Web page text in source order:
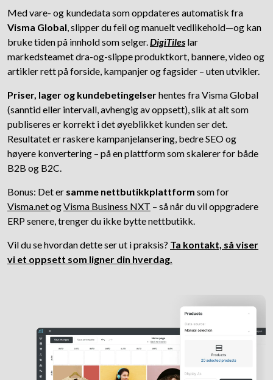
Med vare- og kundedata som oppdateres automatisk fra
Visma Global, slipper du feil og manuelt vedlikehold—og kan
bruke tiden på innhold som selger.DigiTiles lar
markedsteamet dra-og-slippe produktkort, bannere, video og
artikler rett på forside, kampanjer og fagsider – uten utvikler.
Priser, lager og kundebetingelserhentes fra Visma Global
(sanntid eller intervall, avhengig av oppsett), slik at alt som
publiseres er korrekt i det øyeblikket kunden ser det.
Resultatet er raskere kampanjelansering, bedre SEO og
høyere konvertering – på en plattform som skalerer for både
B2B og B2C.
Bonus: Det er samme nettbutikkplattform som for
Visma.netogVisma Business NXT – så når du vil oppgradere
ERP senere, trenger du ikke bytte nettbutikk.
Vil du se hvordan dette ser ut i praksis? Ta kontakt, så viser
vi et oppsett som ligner din hverdag.
Bilder
Knapper
PageBuilder Digitroll netthandel
Mobile first
SEO-vennlig